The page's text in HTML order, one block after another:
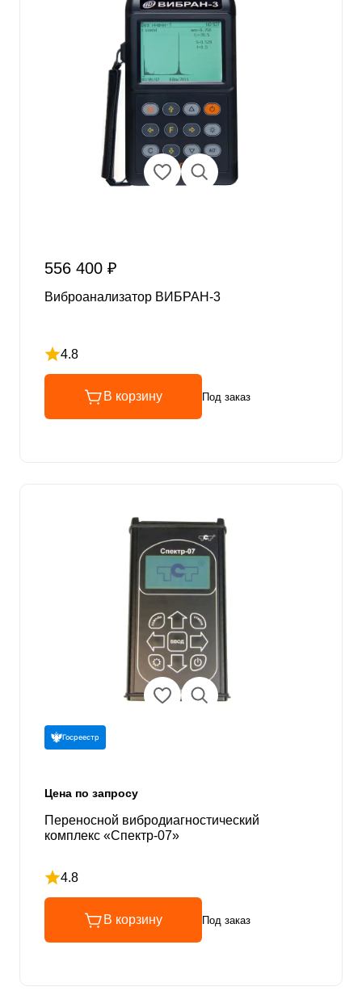
556 400 ₽
Виброанализатор ВИБРАН-3
4.8
Рейтинг 4.8 из 5
В корзину Под заказ
Госреестр
Цена по запросу
Переносной вибродиагностический
комплекс «Спектр-07»
4.8
Рейтинг 4.8 из 5
В корзину Под заказ